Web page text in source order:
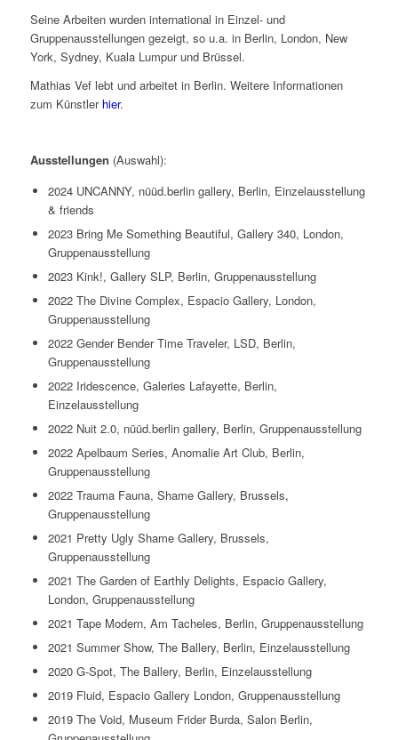
Seine Arbeiten wurden international in Einzel- und
Gruppenausstellungen gezeigt, so u.a. in Berlin, London, New
York, Sydney, Kuala Lumpur und Brüssel.
Mathias Vef lebt und arbeitet in Berlin. Weitere Informationen
zum Künstler hier.
Ausstellungen (Auswahl):
2024 UNCANNY, nüüd.berlin gallery, Berlin, Einzelausstellung
& friends
2023 Bring Me Something Beautiful, Gallery 340, London,
Gruppenausstellung
2023 Kink!, Gallery SLP, Berlin, Gruppenausstellung
2022 The Divine Complex, Espacio Gallery, London,
Gruppenausstellung
2022 Gender Bender Time Traveler, LSD, Berlin,
Gruppenausstellung
2022 Iridescence, Galeries Lafayette, Berlin,
Einzelausstellung
2022 Nuit 2.0, nüüd.berlin gallery, Berlin, Gruppenausstellung
2022 Apelbaum Series, Anomalie Art Club, Berlin,
Gruppenausstellung
2022 Trauma Fauna, Shame Gallery, Brussels,
Gruppenausstellung
2021 Pretty Ugly Shame Gallery, Brussels,
Gruppenausstellung
2021 The Garden of Earthly Delights, Espacio Gallery,
London, Gruppenausstellung
2021 Tape Modern, Am Tacheles, Berlin, Gruppenausstellung
2021 Summer Show, The Ballery, Berlin, Einzelausstellung
2020 G-Spot, The Ballery, Berlin, Einzelausstellung
2019 Fluid, Espacio Gallery London, Gruppenausstellung
2019 The Void, Museum Frider Burda, Salon Berlin,